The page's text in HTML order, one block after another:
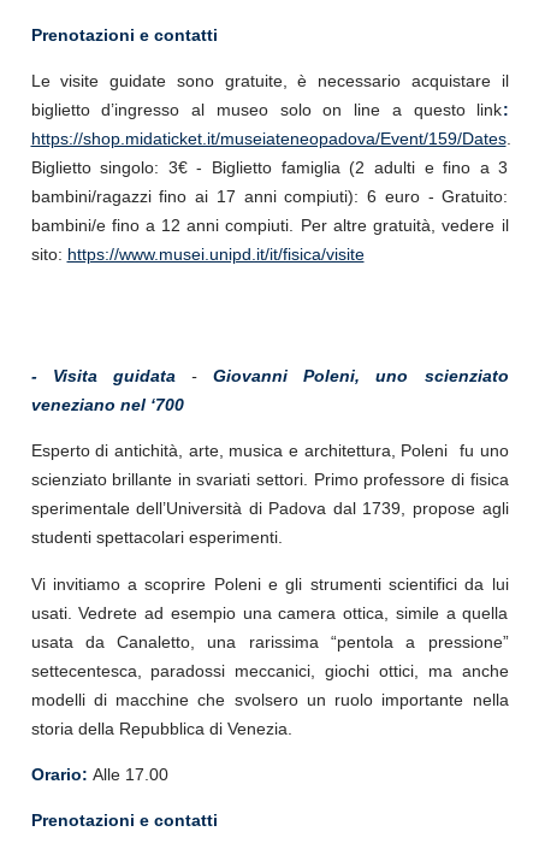
Prenotazioni e contatti
Le visite guidate sono gratuite, è necessario acquistare il
biglietto d’ingresso al museo solo on line a questo link:
https://shop.midaticket.it/museiateneopadova/Event/159/Dates.
Biglietto singolo: 3€ - Biglietto famiglia (2 adulti e fino a 3
bambini/ragazzi fino ai 17 anni compiuti): 6 euro - Gratuito:
bambini/e fino a 12 anni compiuti. Per altre gratuità, vedere il
sito: https://www.musei.unipd.it/it/fisica/visite
- Visita guidata -Giovanni Poleni, uno scienziato
veneziano nel ‘700
Esperto di antichità, arte, musica e architettura, Poleni fu uno
scienziato brillante in svariati settori. Primo professore di fisica
sperimentale dell’Università di Padova dal 1739, propose agli
studenti spettacolari esperimenti.
Vi invitiamo a scoprire Poleni e gli strumenti scientifici da lui
usati. Vedrete ad esempio una camera ottica, simile a quella
usata da Canaletto, una rarissima “pentola a pressione”
settecentesca, paradossi meccanici, giochi ottici, ma anche
modelli di macchine che svolsero un ruolo importante nella
storia della Repubblica di Venezia.
Orario: Alle 17.00
Prenotazioni e contatti